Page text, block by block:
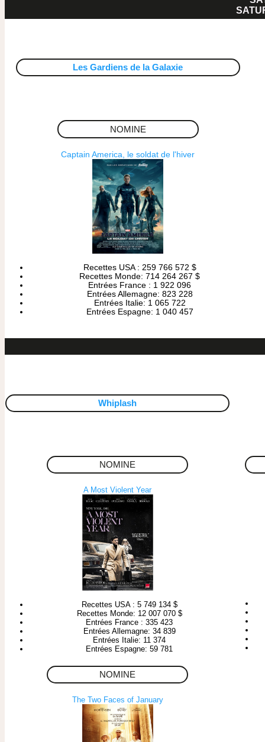
Les Gardiens de la Galaxie
NOMINE
Captain America, le soldat de l'hiver
Recettes USA : 259 766 572 $
Recettes Monde: 714 264 267 $
Entrées France : 1 922 096
Entrées Allemagne: 823 228
Entrées Italie: 1 065 722
Entrées Espagne: 1 040 457
Whiplash
NOMINE
A Most Violent Year
Recettes USA : 5 749 134 $
Recettes Monde: 12 007 070 $
Entrées France : 335 423
Entrées Allemagne: 34 839
Entrées Italie: 11 374
Entrées Espagne: 59 781
NOMINE
The Two Faces of January